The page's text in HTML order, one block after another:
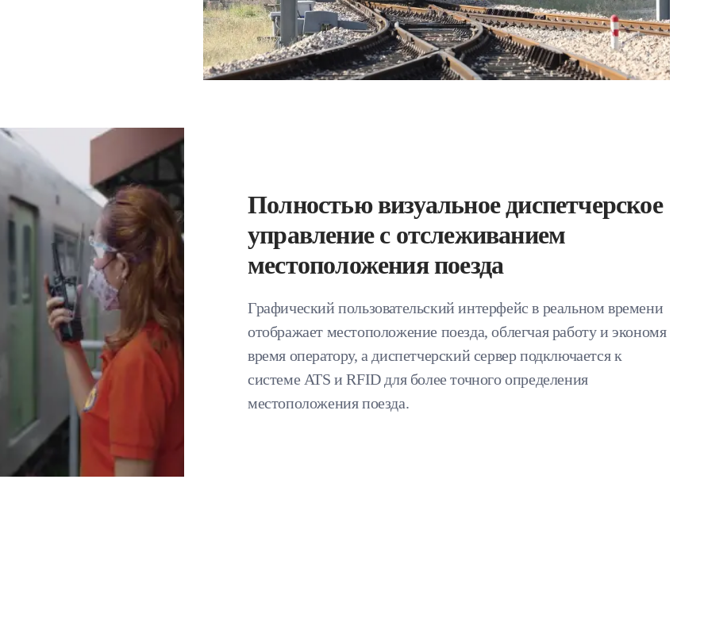
Полностью визуальное диспетчерское
управление с отслеживанием
местоположения поезда
Графический пользовательский интерфейс в реальном времени
отображает местоположение поезда, облегчая работу и экономя
время оператору, а диспетчерский сервер подключается к
системе ATS и RFID для более точного определения
местоположения поезда.